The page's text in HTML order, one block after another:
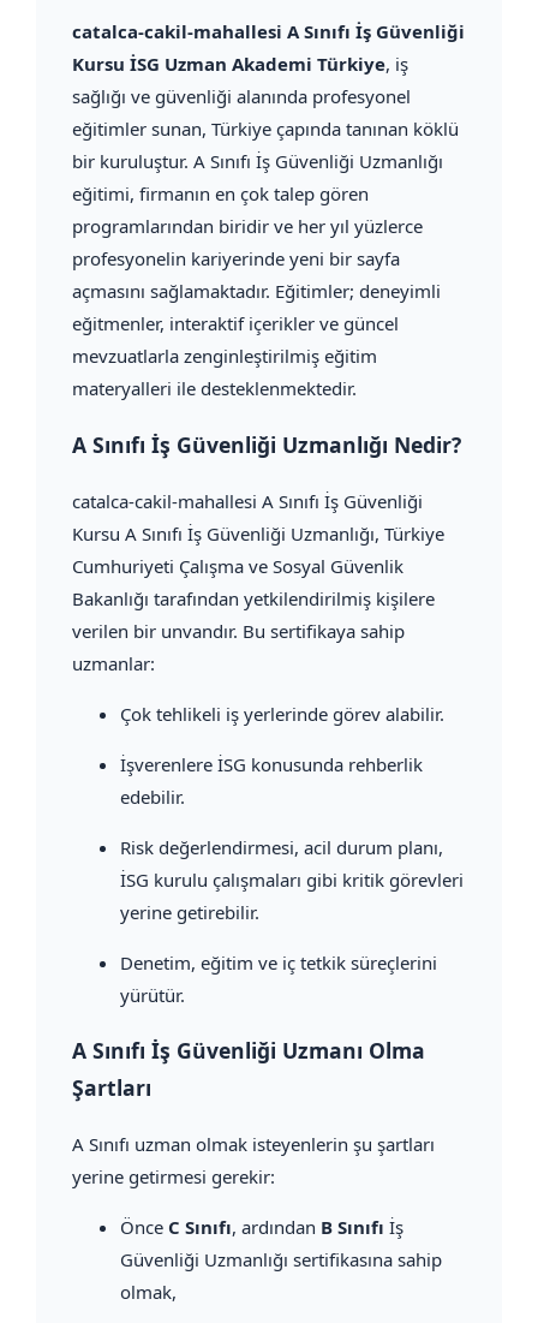
catalca-cakil-mahallesi A Sınıfı İş Güvenliği
Kursu İSG Uzman Akademi Türkiye, iş
sağlığı ve güvenliği alanında profesyonel
eğitimler sunan, Türkiye çapında tanınan köklü
bir kuruluştur. A Sınıfı İş Güvenliği Uzmanlığı
eğitimi, firmanın en çok talep gören
programlarından biridir ve her yıl yüzlerce
profesyonelin kariyerinde yeni bir sayfa
açmasını sağlamaktadır. Eğitimler; deneyimli
eğitmenler, interaktif içerikler ve güncel
mevzuatlarla zenginleştirilmiş eğitim
materyalleri ile desteklenmektedir.
A Sınıfı İş Güvenliği Uzmanlığı Nedir?
catalca-cakil-mahallesi A Sınıfı İş Güvenliği
Kursu A Sınıfı İş Güvenliği Uzmanlığı, Türkiye
Cumhuriyeti Çalışma ve Sosyal Güvenlik
Bakanlığı tarafından yetkilendirilmiş kişilere
verilen bir unvandır. Bu sertifikaya sahip
uzmanlar:
Çok tehlikeli iş yerlerinde görev alabilir.
İşverenlere İSG konusunda rehberlik
edebilir.
Risk değerlendirmesi, acil durum planı,
İSG kurulu çalışmaları gibi kritik görevleri
yerine getirebilir.
Denetim, eğitim ve iç tetkik süreçlerini
yürütür.
A Sınıfı İş Güvenliği Uzmanı Olma
Şartları
A Sınıfı uzman olmak isteyenlerin şu şartları
yerine getirmesi gerekir:
Önce C Sınıfı, ardından B Sınıfı İş
Güvenliği Uzmanlığı sertifikasına sahip
olmak,